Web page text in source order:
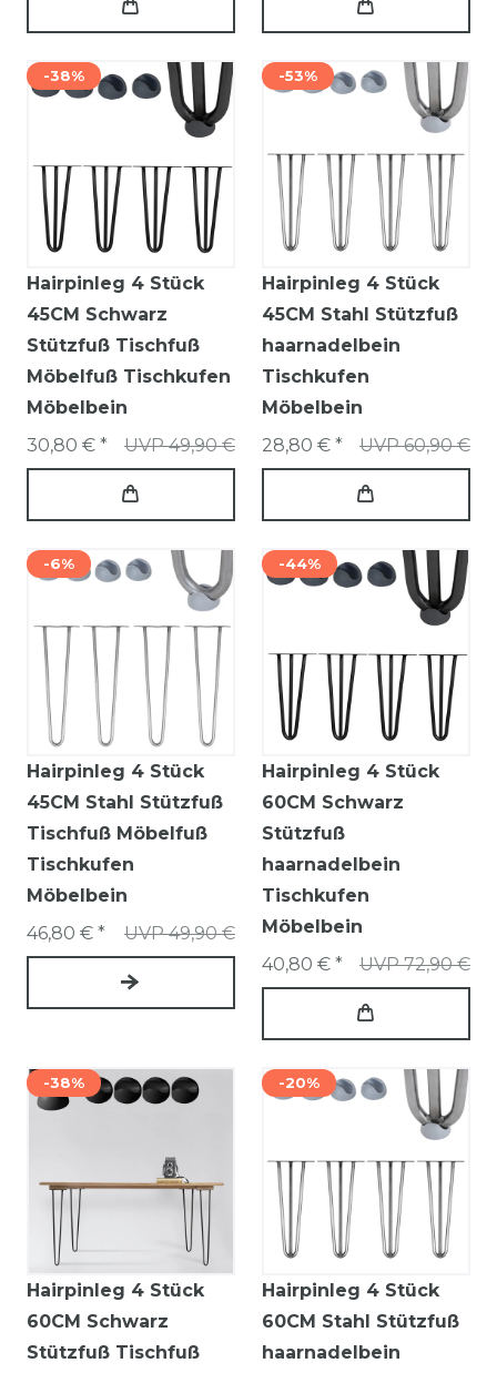
-38%
Hairpinleg 4 Stück
45CM Schwarz
Stützfuß Tischfuß
Möbelfuß Tischkufen
Möbelbein
UVP 49,90 €
30,80 € *
-53%
Hairpinleg 4 Stück
45CM Stahl Stützfuß
haarnadelbein
Tischkufen
Möbelbein
UVP 60,90 €
28,80 € *
-6%
Hairpinleg 4 Stück
45CM Stahl Stützfuß
Tischfuß Möbelfuß
Tischkufen
Möbelbein
UVP 49,90 €
46,80 € *
-44%
Hairpinleg 4 Stück
60CM Schwarz
Stützfuß
haarnadelbein
Tischkufen
Möbelbein
UVP 72,90 €
40,80 € *
-38%
Hairpinleg 4 Stück
60CM Schwarz
Stützfuß Tischfuß
-20%
Hairpinleg 4 Stück
60CM Stahl Stützfuß
haarnadelbein